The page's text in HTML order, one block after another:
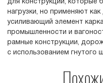
для конструкций, которые
нагрузки, но применяют
усиливающий элемент
промышленности и
рамные конструкции,
с использованием гнутого